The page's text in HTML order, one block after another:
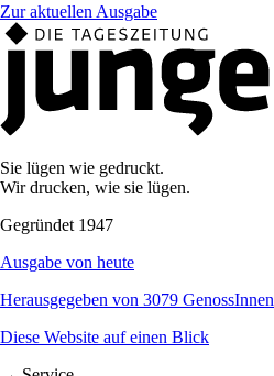
Zur aktuellen Ausgabe
Sie lügen wie gedruckt.
Wir drucken, wie sie lügen.
Gegründet 1947
Ausgabe von heute
Herausgegeben von 3079 GenossInnen
Diese Website auf einen Blick